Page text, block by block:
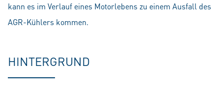
kann es im Verlauf eines Motorlebens zu einem Ausfall des
AGR-Kühlers kommen.
HINTERGRUND